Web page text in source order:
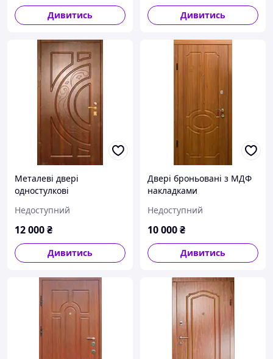
Дивитись Дивитись
Металеві двері
одностулкові
Недоступний
12 000₴
Дивитись
Двері броньовані з МДФ
накладками
Недоступний
10 000₴
Дивитись